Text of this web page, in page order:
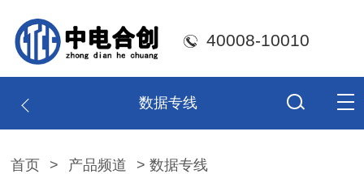
40008-10010
数据专线
首页 > 产品频道 > 数据专线